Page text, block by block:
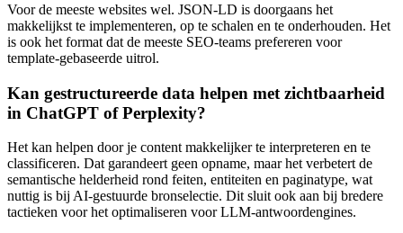
Voor de meeste websites wel. JSON‑LD is doorgaans het
makkelijkst te implementeren, op te schalen en te onderhouden. Het
is ook het format dat de meeste SEO‑teams prefereren voor
template‑gebaseerde uitrol.
Kan gestructureerde data helpen met zichtbaarheid
in ChatGPT of Perplexity?
Het kan helpen door je content makkelijker te interpreteren en te
classificeren. Dat garandeert geen opname, maar het verbetert de
semantische helderheid rond feiten, entiteiten en paginatype, wat
nuttig is bij AI‑gestuurde bronselectie. Dit sluit ook aan bij bredere
tactieken voor het optimaliseren voor LLM‑antwoordengines.